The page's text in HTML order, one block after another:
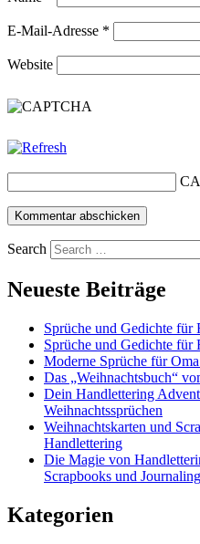
E-Mail-Adresse *
Website
Search
Neueste Beiträge
Sprüche und Gedichte für
Sprüche und Gedichte für
Moderne Sprüche für
Das „Weihnachtsbuch“
Dein Handlettering
Weihnachtssprüchen
Weihnachtskarten und
Handlettering
Die Magie von
Scrapbooks und Journaling
Kategorien